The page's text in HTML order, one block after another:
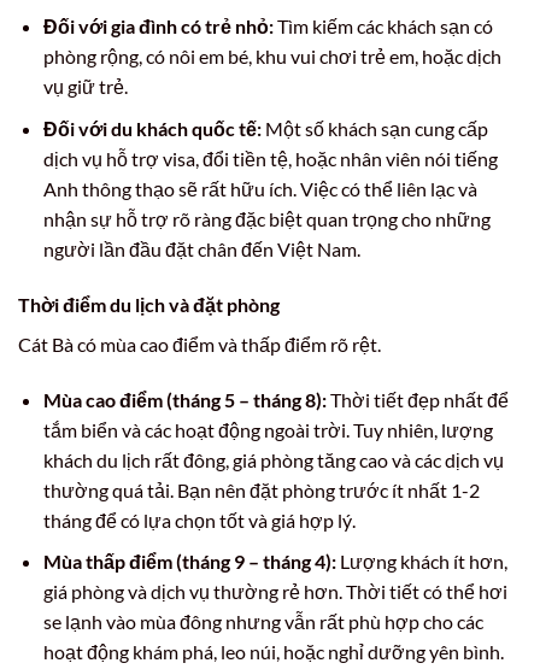
Đối với gia đình có trẻ nhỏ:Tìm kiếm các khách sạn có
phòng rộng, có nôi em bé, khu vui chơi trẻ em, hoặc dịch
vụ giữ trẻ.
Đối với du khách quốc tế:Một số khách sạn cung cấp
dịch vụ hỗ trợ visa, đổi tiền tệ, hoặc nhân viên nói tiếng
Anh thông thạo sẽ rất hữu ích. Việc có thể liên lạc và
nhận sự hỗ trợ rõ ràng đặc biệt quan trọng cho những
người lần đầu đặt chân đến Việt Nam.
Thời điểm du lịch và đặt phòng
Cát Bà có mùa cao điểm và thấp điểm rõ rệt.
Mùa cao điểm (tháng 5 – tháng 8):Thời tiết đẹp nhất để
tắm biển và các hoạt động ngoài trời. Tuy nhiên, lượng
khách du lịch rất đông, giá phòng tăng cao và các dịch vụ
thường quá tải. Bạn nên đặt phòng trước ít nhất 1-2
tháng để có lựa chọn tốt và giá hợp lý.
Mùa thấp điểm (tháng 9 – tháng 4):Lượng khách ít hơn,
giá phòng và dịch vụ thường rẻ hơn. Thời tiết có thể hơi
se lạnh vào mùa đông nhưng vẫn rất phù hợp cho các
hoạt động khám phá, leo núi, hoặc nghỉ dưỡng yên bình.